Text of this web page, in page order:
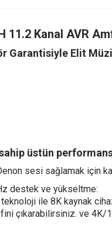
11.2 Kanal AVR
Garantisiyle Elit
üstün
sesi sağlamak için
destek ve yükseltme:
ile 8K kaynak
çıkarabilirsiniz. ve